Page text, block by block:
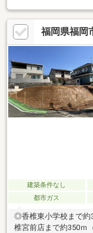
福岡県福岡
建築条件なし
都市ガス
◎香椎東小学校まで約
椎宮前店まで約350ｍ